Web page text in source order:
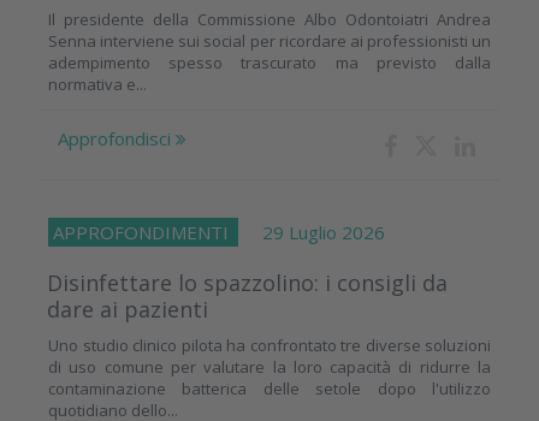
Il presidente della Commissione Albo Odontoiatri Andrea
Senna interviene sui social per ricordare ai professionisti un
adempimento spesso trascurato ma previsto dalla
normativa e...
Approfondisci
APPROFONDIMENTI 29 Luglio 2026
Disinfettare lo spazzolino: i consigli da
dare ai pazienti
Uno studio clinico pilota ha confrontato tre diverse soluzioni
di uso comune per valutare la loro capacità di ridurre la
contaminazione batterica delle setole dopo l'utilizzo
quotidiano dello...